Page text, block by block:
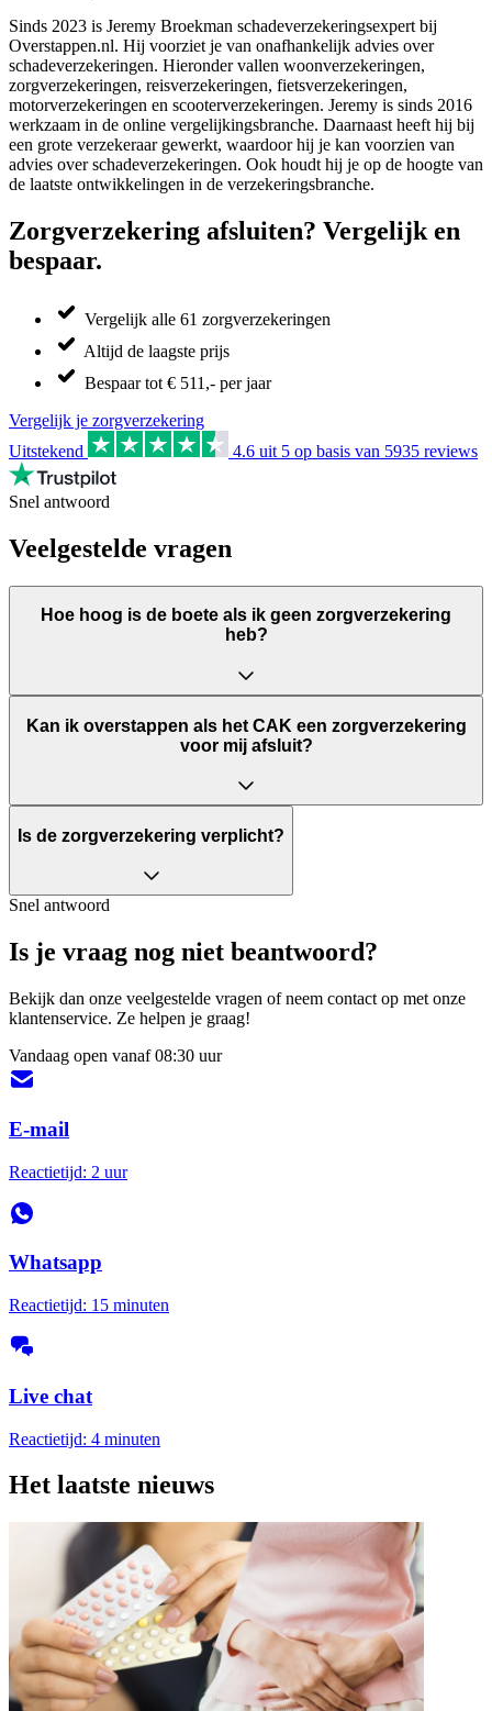
Sinds 2023 is Jeremy Broekman schadeverzekeringsexpert bij
Overstappen.nl. Hij voorziet je van onafhankelijk advies over
schadeverzekeringen. Hieronder vallen woonverzekeringen,
zorgverzekeringen, reisverzekeringen, fietsverzekeringen,
motorverzekeringen en scooterverzekeringen. Jeremy is sinds 2016
werkzaam in de online vergelijkingsbranche. Daarnaast heeft hij bij
een grote verzekeraar gewerkt, waardoor hij je kan voorzien van
advies over schadeverzekeringen. Ook houdt hij je op de hoogte van
de laatste ontwikkelingen in de verzekeringsbranche.
Zorgverzekering afsluiten? Vergelijk en
bespaar.
Vergelijk alle 61 zorgverzekeringen
Altijd de laagste prijs
Bespaar tot € 511,- per jaar
Vergelijk je zorgverzekering
Uitstekend
4.6 uit 5 op basis van 5935 reviews
Snel antwoord
Veelgestelde vragen
Hoe hoog is de boete als ik geen zorgverzekering
heb?
Kan ik overstappen als het CAK een zorgverzekering
voor mij afsluit?
Is de zorgverzekering verplicht?
Snel antwoord
Is je vraag nog niet beantwoord?
Bekijk dan onze veelgestelde vragen of neem contact op met onze
klantenservice. Ze helpen je graag!
Vandaag open vanaf 08:30 uur
E-mail
Reactietijd: 2 uur
Whatsapp
Reactietijd: 15 minuten
Live chat
Reactietijd: 4 minuten
Het laatste nieuws